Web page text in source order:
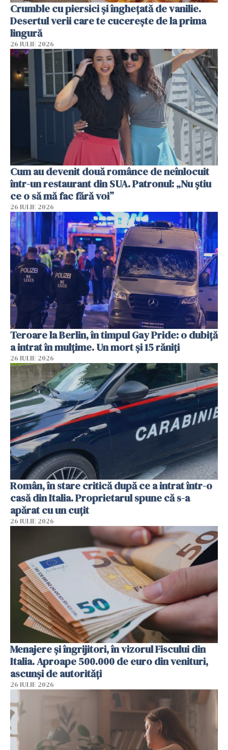
Crumble cu piersici și înghețată de vanilie.
Desertul verii care te cucerește de la prima
lingură
26 IULIE 2026
Cum au devenit două românce de neînlocuit
într-un restaurant din SUA. Patronul: „Nu știu
ce o să mă fac fără voi”
26 IULIE 2026
Teroare la Berlin, în timpul Gay Pride: o dubiță
a intrat în mulțime. Un mort și 15 răniți
26 IULIE 2026
Român, în stare critică după ce a intrat într-o
casă din Italia. Proprietarul spune că s-a
apărat cu un cuțit
26 IULIE 2026
Menajere și îngrijitori, în vizorul Fiscului din
Italia. Aproape 500.000 de euro din venituri,
ascunși de autorități
26 IULIE 2026